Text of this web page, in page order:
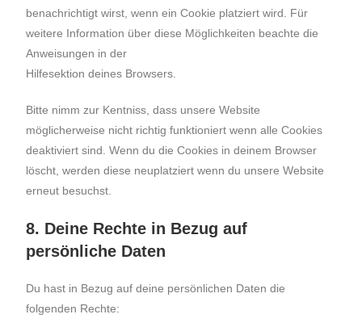
benachrichtigt wirst, wenn ein Cookie platziert wird. Für
weitere Information über diese Möglichkeiten beachte die
Anweisungen in der
Hilfesektion deines Browsers.
Bitte nimm zur Kentniss, dass unsere Website
möglicherweise nicht richtig funktioniert wenn alle Cookies
deaktiviert sind. Wenn du die Cookies in deinem Browser
löscht, werden diese neuplatziert wenn du unsere Website
erneut besuchst.
8. Deine Rechte in Bezug auf
persönliche Daten
Du hast in Bezug auf deine persönlichen Daten die
folgenden Rechte: